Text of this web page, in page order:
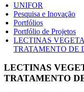
UNIFOR
Pesquisa e Inovação
Portfólios
Portfólio de Projetos
LECTINAS
TRATAMENTO DE
LECTINAS
TRATAMENTO